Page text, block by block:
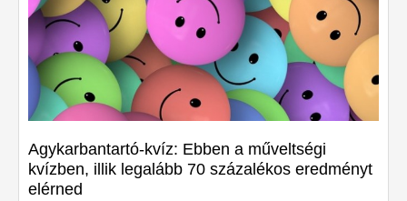
Agykarbantartó-kvíz: Ebben a műveltségi
kvízben, illik legalább 70 százalékos eredményt
elérned